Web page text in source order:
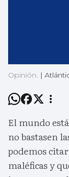
Opinión. |
El mundo
no bastasen
podemos
maléficas y